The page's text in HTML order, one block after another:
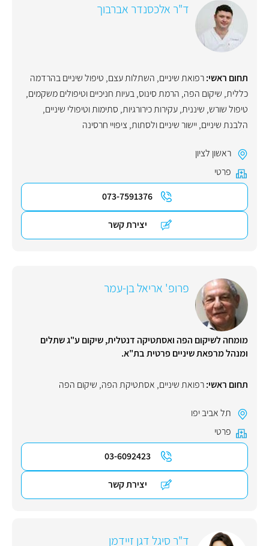
ד"ר אלכסנדר אברבוך
תחום ראשי:רפואת שיניים, השתלות עצם, טיפול שיניים בהרדמה
כללית, שיקום הפה, הרמת סינוס,בעיות חניכיים וטיפולים משקמים,
טיפול שורש, שיננית,עקירות כירורגיות, סתימות וטיפולי שיניים,
הלבנת שיניים,יישור שיניים ולסתות, ציפויי חרסינה
ראשון לציון
פרטי
073-7591376
יצירת קשר
פרופ' אריאל בן-עמר
מומחה לשיקום הפה ואסתטיקה דנטלית, שיקום ע"ג שתלים
ומנהל מרפאת שיניים פרטית בת"א.
תחום ראשי:רפואת שיניים, אסתטיקת הפה, שיקום הפה
תל אביב יפו
פרטי
03-6092423
יצירת קשר
ד"ר סיגל דגן זיידמן